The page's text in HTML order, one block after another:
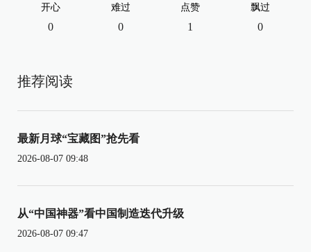
开心
0
难过
0
点赞
1
飘过
0
推荐阅读
最新月球“宝藏图”抢先看
2026-08-07 09:48
从“中国神器”看中国制造迭代升级
2026-08-07 09:47